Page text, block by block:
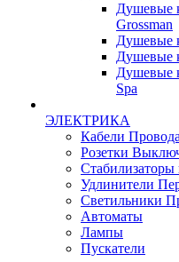
Душевые
Grossman
Душевые
Душевые
Душевые
Spa
ЭЛЕКТРИКА
Кабели Провода
Розетки
Удлинители
Светильники
Автоматы
Лампы
Пускатели